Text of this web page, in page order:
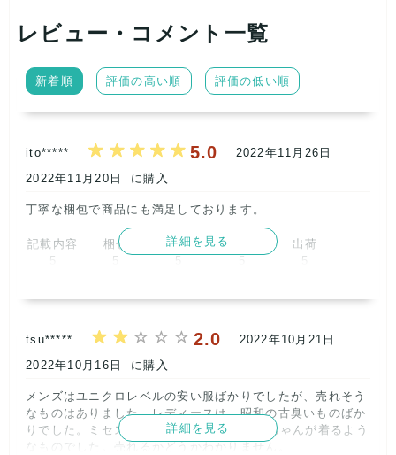
います。
お急ぎの方は、ご購入手続き前に商品ページ画像下の【この商
在庫状況を確認後、おおよその出荷日数の目安をお知らせいた
します。
但し、出荷日数の保証をするものではございません。
佐川急便 又はヤマト運輸になります。【ご指定はできませ
※上記以外での配送は対応しておりませんのでご了承下さい。
▼下記記載事項をご理解いただけない方の御入札はご遠慮下さ
●梱包の際、お洋服はおおまかに畳んでおります。
●強化袋に入れて・ストレッチフィルムで補強しています。
●検品には、最大限注意をしておりますが、見落としにより汚れ
る場合がございますが、ご了承下さい。
●他商品との同一梱包は対応しておりません。
●出品後、即梱包いたしますので中身のご質問にはお答え出来ま
●こちら側の不手際等ございました場合のみ返品対応いたします
ので、ご相談下さい。
最後まで、誠実に対応させていただく所存でございます。
レビュー・コメント一覧
新着順 評価の高い順 評価の低い順
ito***** 5.0
2022年11月26日
2022年11月20日
に購入
丁寧な梱包で商品にも満足しております。
記載内容
5
梱包
5
商品満足
5
5
出荷
5
詳細を見る
tsu***** 2.0
2022年10月21日
2022年10月16日
に購入
メンズはユニクロレベルの安い服ばかりでしたが、売れそう
なものはありました。レディースは、昭和の古臭いものばか
りでした。ミセスというか、90歳のおばあちゃんが着るよう
なものでした。売れるかどうかわかりません。
詳細を見る